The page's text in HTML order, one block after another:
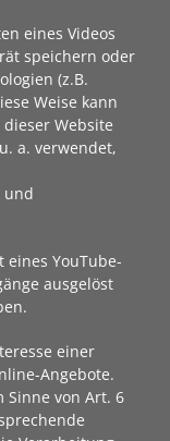
eines Videos
speichern oder
(z.B.
Weise kann
Website
a. verwendet,
und
eines YouTube-
ausgelöst
einer
Angebote.
Sinne von Art. 6